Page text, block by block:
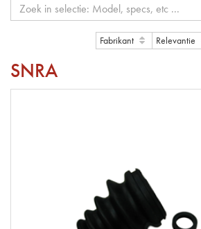
Fabrikant Relevantie
SNRA